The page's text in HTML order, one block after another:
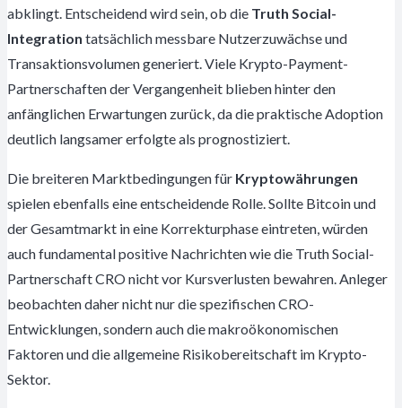
abklingt. Entscheidend wird sein, ob die Truth Social-
Integration tatsächlich messbare Nutzerzuwächse und
Transaktionsvolumen generiert. Viele Krypto-Payment-
Partnerschaften der Vergangenheit blieben hinter den
anfänglichen Erwartungen zurück, da die praktische Adoption
deutlich langsamer erfolgte als prognostiziert.
Die breiteren Marktbedingungen für Kryptowährungen
spielen ebenfalls eine entscheidende Rolle. Sollte Bitcoin und
der Gesamtmarkt in eine Korrekturphase eintreten, würden
auch fundamental positive Nachrichten wie die Truth Social-
Partnerschaft CRO nicht vor Kursverlusten bewahren. Anleger
beobachten daher nicht nur die spezifischen CRO-
Entwicklungen, sondern auch die makroökonomischen
Faktoren und die allgemeine Risikobereitschaft im Krypto-
Sektor.